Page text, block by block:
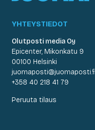
YHTEYSTIEDOT
Olutposti media Oy
Epicenter, Mikonkatu 9
00100 Helsinki
juomaposti@juomaposti.fi
+358 40 218 41 79
Peruuta tilaus